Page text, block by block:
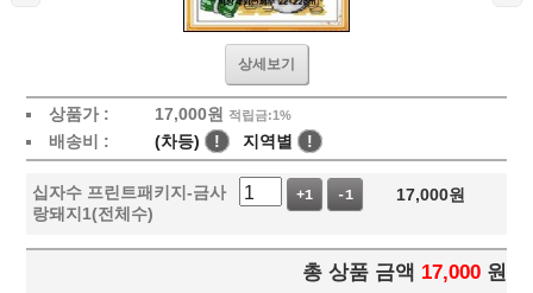
상세보기
상품가 : 17,000원 적립금:1%
배송비 : (차등) ! 지역별 !
십자수 프린트패키지-금사
랑돼지1(전체수)
+1 -1 17,000원
총 상품 금액 17,000 원